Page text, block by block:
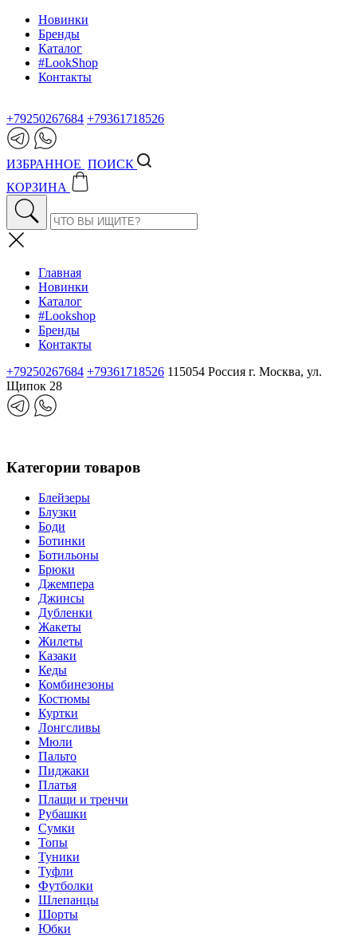
Новинки
Бренды
Каталог
#LookShop
Контакты
+79250267684 +79361718526
ИЗБРАННОЕ ПОИСК
КОРЗИНА
Главная
Новинки
Каталог
#Lookshop
Бренды
Контакты
+79250267684 +79361718526 115054 Россия г. Москва, ул.
Щипок 28
Категории товаров
Блейзеры
Блузки
Боди
Ботинки
Ботильоны
Брюки
Джемпера
Джинсы
Дубленки
Жакеты
Жилеты
Казаки
Кеды
Комбинезоны
Костюмы
Куртки
Лонгсливы
Мюли
Пальто
Пиджаки
Платья
Плащи и тренчи
Рубашки
Сумки
Топы
Туники
Туфли
Футболки
Шлепанцы
Шорты
Юбки